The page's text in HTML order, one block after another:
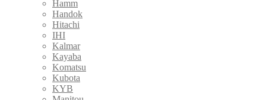
Hamm
Handok
Hitachi
IHI
Kalmar
Kayaba
Komatsu
Kubota
KYB